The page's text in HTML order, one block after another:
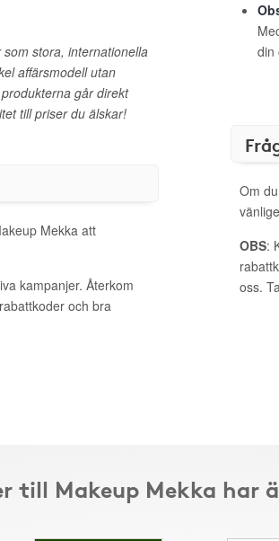
stora, internationella
affärsmodell utan
går direkt
till priser du älskar!
Mekka att
kampanjer. Återkom
och bra
din
Om
OBS:
oss.
till Makeup Mekka har